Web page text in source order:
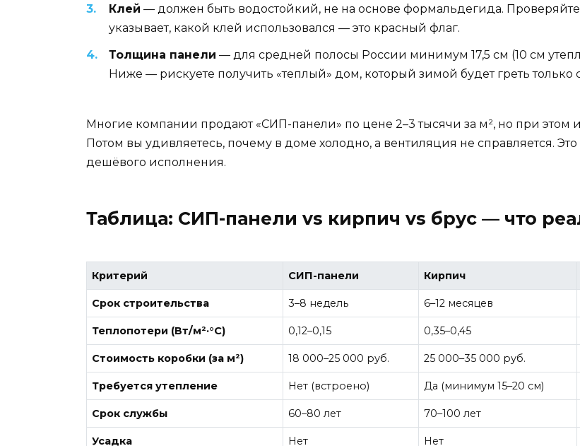
Клей — должен быть водостойкий, не на основе формальдегида.
указывает, какой клей использовался — это красный флаг.
Толщина панели — для средней полосы России минимум 17,5 см (10 см
Ниже — рискуете получить «теплый» дом, который зимой будет греть только
Многие компании продают «СИП-панели» по цене 2–3 тысячи за м², но при
Потом вы удивляетесь, почему в доме холодно, а вентиляция не справляется.
дешёвого исполнения.
Таблица: СИП-панели vs кирпич vs брус — что
Критерий СИП-панели Кирпич
Срок строительства 3–8 недель 6–12 месяцев
Теплопотери (Вт/м²·°C) 0,12–0,15 0,35–0,45
Стоимость коробки (за м²) 18 000–25 000 руб. 25 000–35 000 руб.
Требуется утепление Нет (встроено) Да (минимум 15–20 см)
Срок службы 60–80 лет 70–100 лет
Усадка Нет Нет